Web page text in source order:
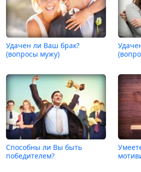
Удачен ли Ваш брак?
(вопросы мужу)
Способны ли Вы быть
победителем?